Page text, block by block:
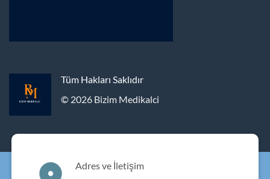
Tüm Hakları Saklıdır
© 2026 Bizim Medikalci
Adres ve İletişim